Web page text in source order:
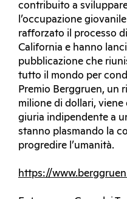
contribuito a
l’occupazione
rafforzato il processo
California e hanno
pubblicazione che
tutto il mondo per
Premio Berggruen, un
milione di dollari,
giuria indipendente a
stanno plasmando la
progredire l’umanità.
https://